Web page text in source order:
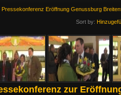
Pressekonferenz Eröffnung Genussburg
Sort by:
zur